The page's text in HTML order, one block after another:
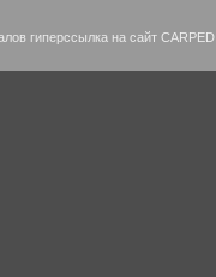
гиперссылка на сайт